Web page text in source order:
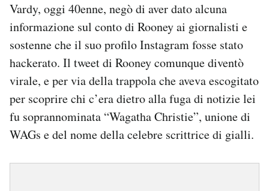
Vardy, oggi 40enne, negò di aver dato alcuna
informazione sul conto di Rooney ai giornalisti e
sostenne che il suo profilo Instagram fosse stato
hackerato. Il tweet di Rooney comunque diventò
virale, e per via della trappola che aveva escogitato
per scoprire chi c’era dietro alla fuga di notizie lei
fu soprannominata “Wagatha Christie”, unione di
WAGs e del nome della celebre scrittrice di gialli.